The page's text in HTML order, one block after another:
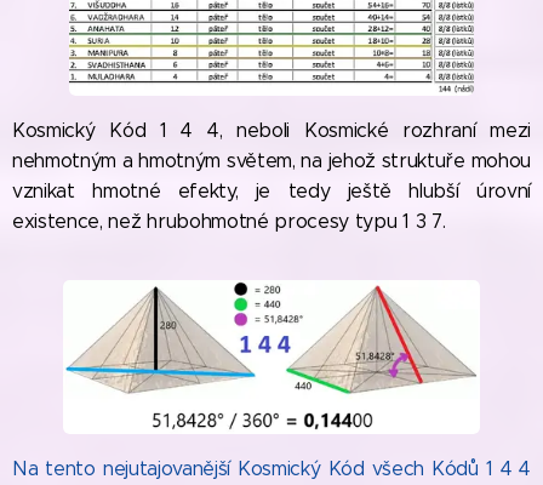
Kosmický Kód 1 4 4, neboli Kosmické rozhraní mezi
nehmotným a hmotným světem, na jehož struktuře mohou
vznikat hmotné efekty, je tedy ještě hlubší úrovní
existence, než hrubohmotné procesy typu 1 3 7.
Na tento nejutajovanější Kosmický Kód všech Kódů 1 4 4